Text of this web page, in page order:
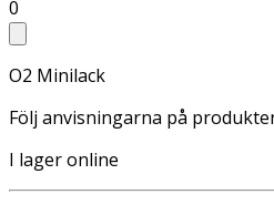
0
O2 Minilack
Följ anvisningarna på
I lager online